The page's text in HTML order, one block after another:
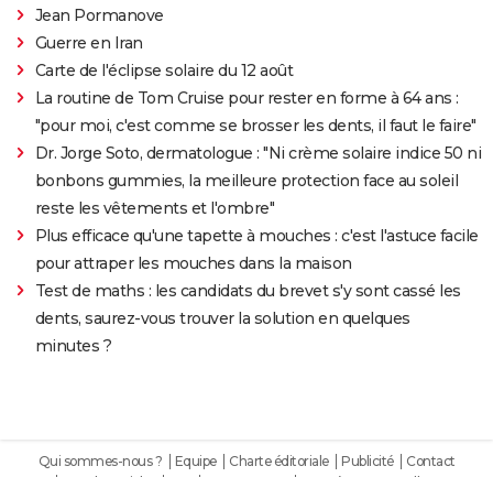
Jean Pormanove
Guerre en Iran
Carte de l'éclipse solaire du 12 août
La routine de Tom Cruise pour rester en forme à 64 ans :
"pour moi, c'est comme se brosser les dents, il faut le faire"
Dr. Jorge Soto, dermatologue : "Ni crème solaire indice 50 ni
bonbons gummies, la meilleure protection face au soleil
reste les vêtements et l'ombre"
Plus efficace qu'une tapette à mouches : c'est l'astuce facile
pour attraper les mouches dans la maison
Test de maths : les candidats du brevet s'y sont cassé les
dents, saurez-vous trouver la solution en quelques
minutes ?
Qui sommes-nous ? Equipe Charte éditoriale Publicité
Contact